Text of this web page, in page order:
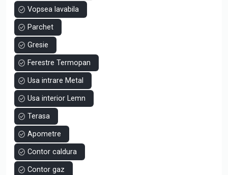
Vopsea lavabila
Parchet
Gresie
Ferestre Termopan
Usa intrare Metal
Usa interior Lemn
Terasa
Apometre
Contor caldura
Contor gaz